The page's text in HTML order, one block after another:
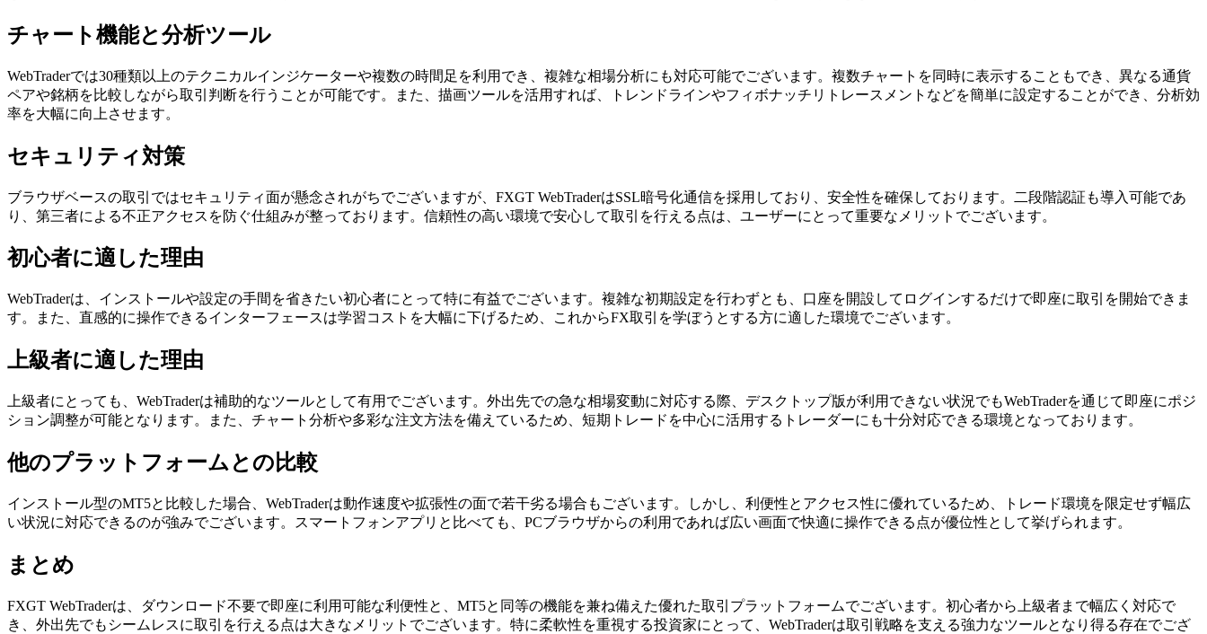
チャート機能と分析ツール
WebTraderでは30種類以上のテクニカルインジケーターや複数の時間足を利用でき、複雑な相場分析にも対応可能でございます。複数チャートを同時に表示することもでき、異なる通貨
ペアや銘柄を比較しながら取引判断を行うことが可能です。また、描画ツールを活用すれば、トレンドラインやフィボナッチリトレースメントなどを簡単に設定することができ、分析効
率を大幅に向上させます。
セキュリティ対策
ブラウザベースの取引ではセキュリティ面が懸念されがちでございますが、FXGT WebTraderはSSL暗号化通信を採用しており、安全性を確保しております。二段階認証も導入可能であ
り、第三者による不正アクセスを防ぐ仕組みが整っております。信頼性の高い環境で安心して取引を行える点は、ユーザーにとって重要なメリットでございます。
初心者に適した理由
WebTraderは、インストールや設定の手間を省きたい初心者にとって特に有益でございます。複雑な初期設定を行わずとも、口座を開設してログインするだけで即座に取引を開始できま
す。また、直感的に操作できるインターフェースは学習コストを大幅に下げるため、これからFX取引を学ぼうとする方に適した環境でございます。
上級者に適した理由
上級者にとっても、WebTraderは補助的なツールとして有用でございます。外出先での急な相場変動に対応する際、デスクトップ版が利用できない状況でもWebTraderを通じて即座にポジ
ション調整が可能となります。また、チャート分析や多彩な注文方法を備えているため、短期トレードを中心に活用するトレーダーにも十分対応できる環境となっております。
他のプラットフォームとの比較
インストール型のMT5と比較した場合、WebTraderは動作速度や拡張性の面で若干劣る場合もございます。しかし、利便性とアクセス性に優れているため、トレード環境を限定せず幅広
い状況に対応できるのが強みでございます。スマートフォンアプリと比べても、PCブラウザからの利用であれば広い画面で快適に操作できる点が優位性として挙げられます。
まとめ
FXGT WebTraderは、ダウンロード不要で即座に利用可能な利便性と、MT5と同等の機能を兼ね備えた優れた取引プラットフォームでございます。初心者から上級者まで幅広く対応で
き、外出先でもシームレスに取引を行える点は大きなメリットでございます。特に柔軟性を重視する投資家にとって、WebTraderは取引戦略を支える強力なツールとなり得る存在でござ